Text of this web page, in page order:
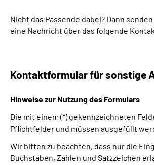
Nicht das Passende dabei? Dann
eine Nachricht über das folgende
Kontaktformular für sonstige
Hinweise zur Nutzung des Formulars
Die mit einem (*) gekennzeichneten
Pflichtfelder und müssen ausgefüllt
Wir bitten zu beachten, dass nur die
Buchstaben, Zahlen und Satzzeichen